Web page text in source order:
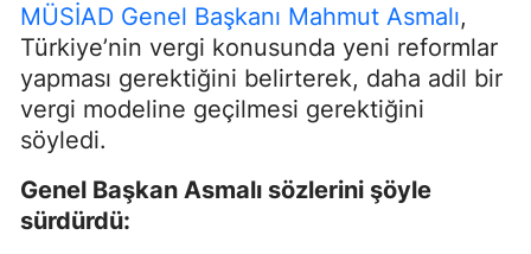
MÜSİAD Genel Başkanı Mahmut Asmalı,
Türkiye’nin vergi konusunda yeni reformlar
yapması gerektiğini belirterek, daha adil bir
vergi modeline geçilmesi gerektiğini
söyledi.
Genel Başkan Asmalı sözlerini şöyle
sürdürdü: